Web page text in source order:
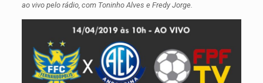
ao vivo pelo rádio, com Toninho Alves e Fredy Jorge.